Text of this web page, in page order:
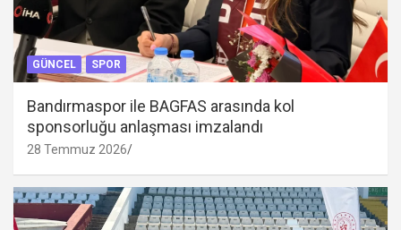
GÜNCEL SPOR
Bandırmaspor ile BAGFAS arasında kol
sponsorluğu anlaşması imzalandı
28 Temmuz 2026